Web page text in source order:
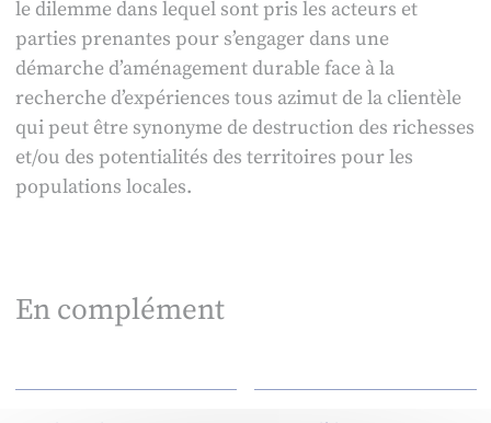
le dilemme dans lequel sont pris les acteurs et
parties prenantes pour s’engager dans une
démarche d’aménagement durable face à la
recherche d’expériences tous azimut de la clientèle
qui peut être synonyme de destruction des richesses
et/ou des potentialités des territoires pour les
populations locales.
En complément